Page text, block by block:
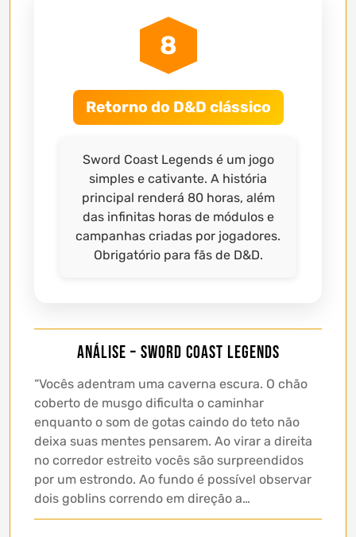
8
Retorno do D&D clássico
Sword Coast Legends é um jogo
simples e cativante. A história
principal renderá 80 horas, além
das infinitas horas de módulos e
campanhas criadas por jogadores.
Obrigatório para fãs de D&D.
Análise – Sword Coast Legends
“Vocês adentram uma caverna escura. O chão
coberto de musgo dificulta o caminhar
enquanto o som de gotas caindo do teto não
deixa suas mentes pensarem. Ao virar a direita
no corredor estreito vocês são surpreendidos
por um estrondo. Ao fundo é possível observar
dois goblins correndo em direção a…